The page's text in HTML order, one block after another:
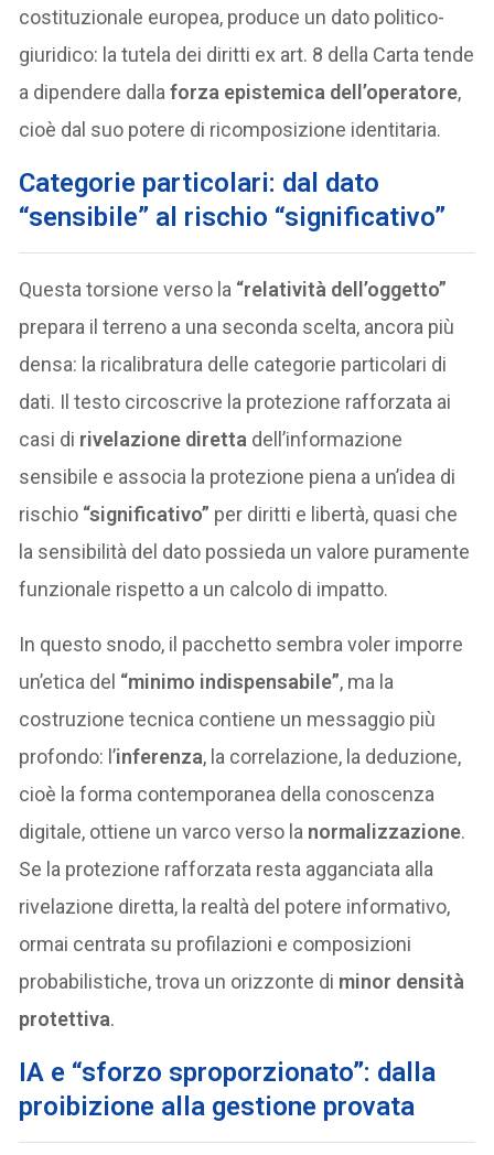
costituzionale europea, produce un dato politico-
giuridico: la tutela dei diritti ex art. 8 della Carta tende
a dipendere dallaforza epistemica dell’operatore,
cioè dal suo potere di ricomposizione identitaria.
Categorie particolari: dal dato
“sensibile” al rischio “significativo”
Questa torsione verso la “relatività dell’oggetto”
prepara il terreno a una seconda scelta, ancora più
densa: la ricalibratura delle categorie particolari di
dati. Il testo circoscrive la protezione rafforzata ai
casi di rivelazione diretta dell’informazione
sensibile e associa la protezione piena a un’idea di
rischio “significativo” per diritti e libertà, quasi che
la sensibilità del dato possieda un valore puramente
funzionale rispetto a un calcolo di impatto.
In questo snodo, il pacchetto sembra voler imporre
un’etica del “minimo indispensabile”, ma la
costruzione tecnica contiene un messaggio più
profondo: l’inferenza, la correlazione, la deduzione,
cioè la forma contemporanea della conoscenza
digitale, ottiene un varco verso la normalizzazione.
Se la protezione rafforzata resta agganciata alla
rivelazione diretta, la realtà del potere informativo,
ormai centrata su profilazioni e composizioni
probabilistiche, trova un orizzonte di minor densità
protettiva.
IA e “sforzo sproporzionato”: dalla
proibizione alla gestione provata